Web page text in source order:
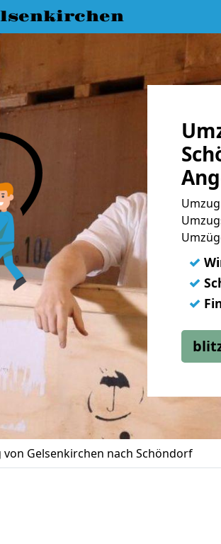
✓
✓
✓
von Gelsenkirchen nach Schöndorf